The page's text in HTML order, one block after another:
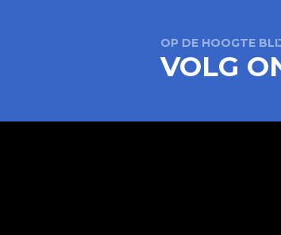
OP DE HOOGTE
VOLG